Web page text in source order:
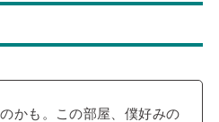
かも。この部屋、僕好みの